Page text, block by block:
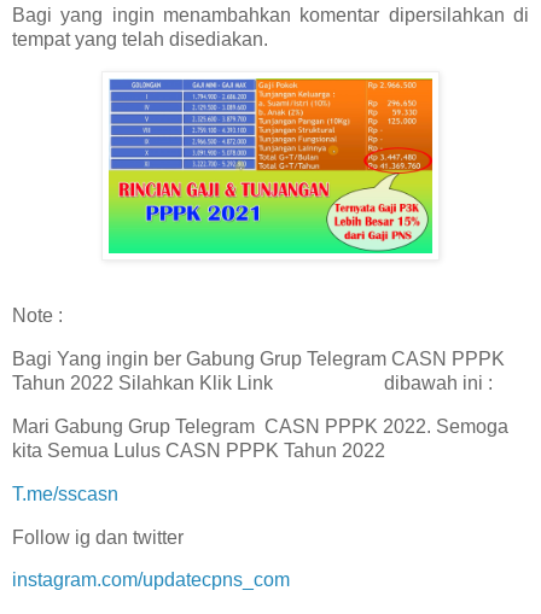
Bagi yang ingin menambahkan komentar dipersilahkan di
tempat yang telah disediakan.
Note :
Bagi Yang ingin ber Gabung Grup Telegram CASN PPPK
Tahun 2022 Silahkan Klik Link dibawah ini :
Mari Gabung Grup Telegram CASN PPPK 2022. Semoga
kita Semua Lulus CASN PPPK Tahun 2022
T.me/sscasn
Follow ig dan twitter
instagram.com/updatecpns_com